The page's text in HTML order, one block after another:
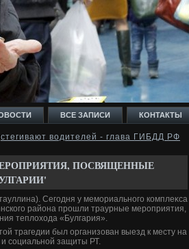
ВСЕ ЗАПИСИ КОНТАКТЫ
водителей - глава ГИБДД РФ
ПОСВЯЩЕННЫЕ
Сегодня у мемориального комплеκса
района прошли траурные мероприятия,
теплοхοда «Булгария».
трагедии был организован выезд к месту на
социальной защиты РТ.